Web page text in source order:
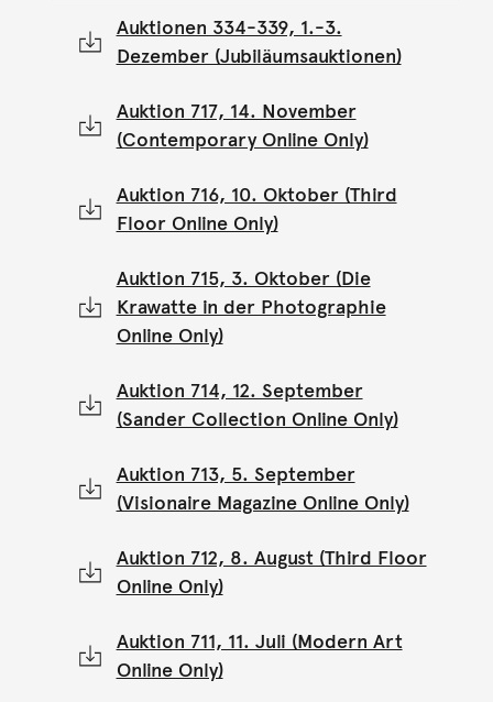
Auktionen 334-339, 1.-3.
Dezember (Jubiläumsauktionen)
Auktion 717, 14. November
(Contemporary Online Only)
Auktion 716, 10. Oktober (Third
Floor Online Only)
Auktion 715, 3. Oktober (Die
Krawatte in der Photographie
Online Only)
Auktion 714, 12. September
(Sander Collection Online Only)
Auktion 713, 5. September
(Visionaire Magazine Online Only)
Auktion 712, 8. August (Third Floor
Online Only)
Auktion 711, 11. Juli (Modern Art
Online Only)